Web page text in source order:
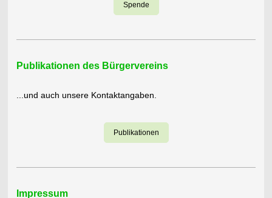
Spende
Publikationen des Bürgervereins
...und auch unsere Kontaktangaben.
Publikationen
Impressum